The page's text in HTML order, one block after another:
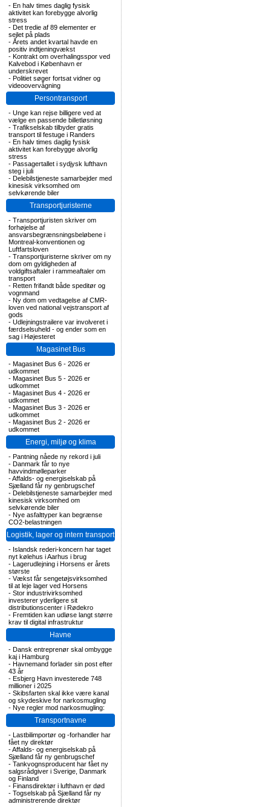
- En halv times daglig fysisk
aktivitet kan forebygge alvorlig
stress
- Det tredie af 89 elementer er
sejlet på plads
- Årets andet kvartal havde en
positiv indtjeningvækst
- Kontrakt om overhalingsspor ved
Kalvebod i København er
underskrevet
- Politiet søger fortsat vidner og
videoovervågning
Persontransport
- Unge kan rejse billigere ved at
vælge en passende billetløsning
- Trafikselskab tilbyder gratis
transport til festuge i Randers
- En halv times daglig fysisk
aktivitet kan forebygge alvorlig
stress
- Passagertallet i sydjysk lufthavn
steg i juli
- Delebilstjeneste samarbejder med
kinesisk virksomhed om
selvkørende biler
Transportjuristerne
- Transportjuristen skriver om
forhøjelse af
ansvarsbegrænsningsbeløbene i
Montreal-konventionen og
Luftfartsloven
- Transportjuristerne skriver om ny
dom om gyldigheden af
voldgiftsaftaler i rammeaftaler om
transport
- Retten frifandt både speditør og
vognmand
- Ny dom om vedtagelse af CMR-
loven ved national vejstransport af
gods
- Udlejningstrailere var involveret i
færdselsuheld - og ender som en
sag i Højesteret
Magasinet Bus
- Magasinet Bus 6 - 2026 er
udkommet
- Magasinet Bus 5 - 2026 er
udkommet
- Magasinet Bus 4 - 2026 er
udkommet
- Magasinet Bus 3 - 2026 er
udkommet
- Magasinet Bus 2 - 2026 er
udkommet
Energi, miljø og klima
- Pantning nåede ny rekord i juli
- Danmark får to nye
havvindmølleparker
-Affalds- og energiselskab på
Sjælland får ny genbrugschef
- Delebilstjeneste samarbejder med
kinesisk virksomhed om
selvkørende biler
- Nye asfalttyper kan begrænse
CO2-belastningen
Logistik, lager og intern transport
- Islandsk rederi-koncern har taget
nyt kølehus i Aarhus i brug
- Lagerudlejning i Horsens er årets
største
- Vækst får sengetøjsvirksomhed
til at leje lager ved Horsens
- Stor industrivirksomhed
investerer yderligere sit
distributionscenter i Rødekro
- Fremtiden kan udløse langt større
krav til digital infrastruktur
Havne
- Dansk entreprenør skal ombygge
kaj i Hamburg
- Havnemand forlader sin post efter
43 år
- Esbjerg Havn investerede 748
millioner i 2025
- Skibsfarten skal ikke være kanal
og skydeskive for narkosmugling
- Nye regler mod narkosmugling:
Transportnavne
- Lastbilimportør og -forhandler har
fået ny direktør
-Affalds- og energiselskab på
Sjælland får ny genbrugschef
- Tankvognsproducent har fået ny
salgsrådgiver i Sverige, Danmark
og Finland
- Finansdirektør i lufthavn er død
- Togselskab på Sjælland får ny
administrerende direktør